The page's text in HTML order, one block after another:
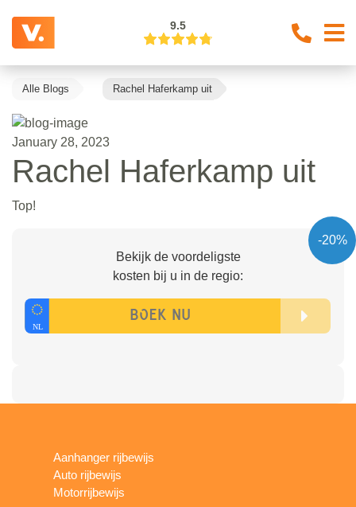
9.5
Alle Blogs Rachel Haferkamp uit
January 28, 2023
Rachel Haferkamp uit
Top!
-20%
Bekijk de voordeligste
kosten bij u in de regio:
Aanhanger rijbewijs
Auto rijbewijs
Motorrijbewijs